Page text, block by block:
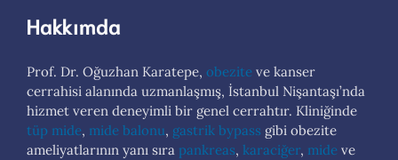
Hakkımda
Prof. Dr. Oğuzhan Karatepe, obezite ve kanser
cerrahisi alanında uzmanlaşmış, İstanbul Nişantaşı’nda
hizmet veren deneyimli bir genel cerrahtır. Kliniğinde
tüp mide, mide balonu, gastrik bypass gibi obezite
ameliyatlarının yanı sıra pankreas, karaciğer, mide ve